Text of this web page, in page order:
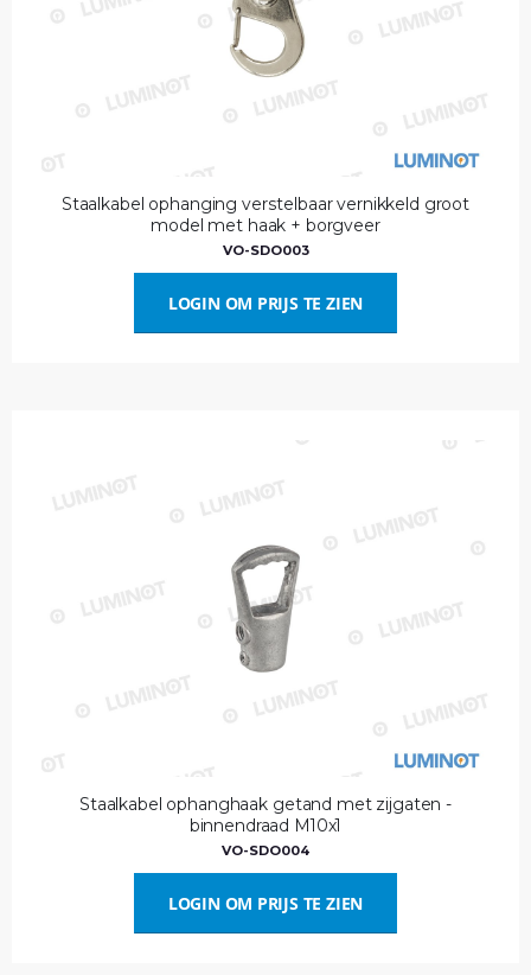
Staalkabel ophanging verstelbaar vernikkeld groot
model met haak + borgveer
VO-SDO003
LOGIN OM PRIJS TE ZIEN
Staalkabel ophanghaak getand met zijgaten -
binnendraad M10x1
VO-SDO004
LOGIN OM PRIJS TE ZIEN